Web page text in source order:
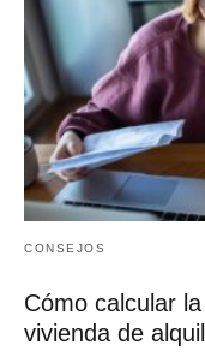
CONSEJOS
Cómo calcular
vivienda de